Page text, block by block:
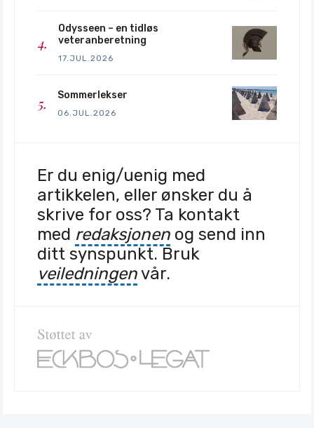
problem-solving/
[vi]
Military Strategy
https://www.militarystrategymagazine.co
[vii]
Spotlight on the Shadow War: Inside
Russia’s Attacks on NATO Territory
https://www.csce.gov/publications/spotlig
ht-on-the-shadow-war-inside-russias-
attacks-on-nato-territory/
Odysseen – en tidløs
veteranberetning
17.JUL.2026
Sommerlekser
06.JUL.2026
Er du enig/uenig med
artikkelen, eller ønsker du å
skrive for oss? Ta kontakt
med redaksjonen og send inn
ditt synspunkt. Bruk
veiledningenvår.